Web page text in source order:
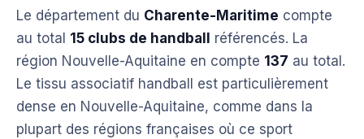
Le département du Charente-Maritime compte
au total 15 clubs de handball
référencés. La
région Nouvelle-Aquitaine en compte 137 au total.
Le tissu associatif handball est particulièrement
dense en Nouvelle-Aquitaine, comme dans la
plupart des régions françaises où ce sport